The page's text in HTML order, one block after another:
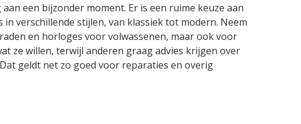
een bijzonder moment. Er is een ruime keuze aan
verschillende stijlen, van klassiek tot modern. Neem
en horloges voor volwassenen, maar ook voor
ze willen, terwijl anderen graag advies krijgen over
geldt net zo goed voor reparaties en overig